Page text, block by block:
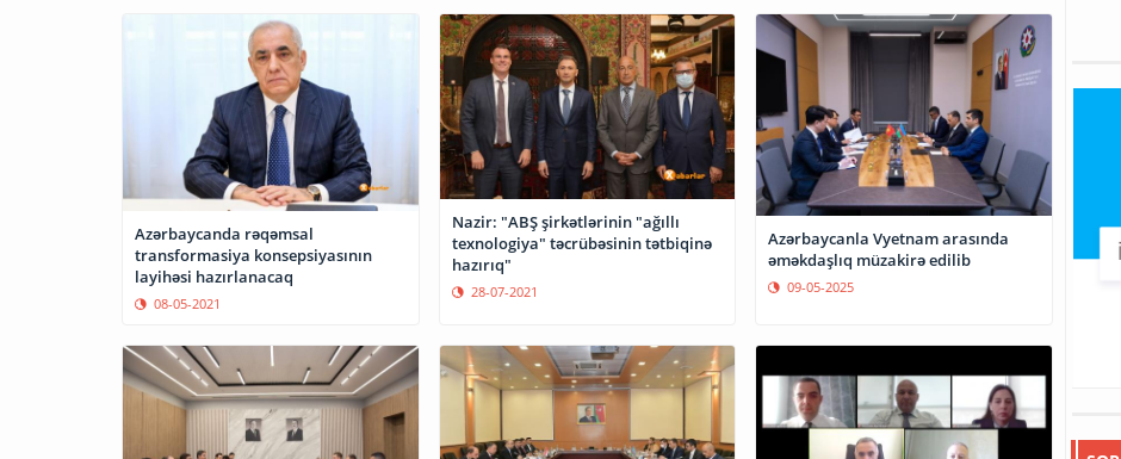
Azərbaycanda rəqəmsal
transformasiya konsepsiyasının
layihəsi hazırlanacaq
08-05-2021
Nazir: "ABŞ şirkətlərinin "ağıllı
texnologiya" təcrübəsinin tətbiqinə
hazırıq"
28-07-2021
Azərbaycanla Vyetnam arasında
əməkdaşlıq müzakirə edilib
09-05-2025